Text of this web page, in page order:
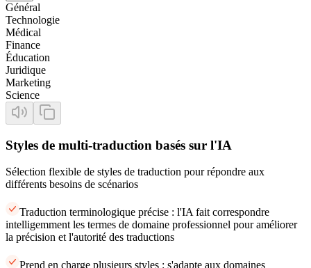
Général
Technologie
Médical
Finance
Éducation
Juridique
Marketing
Science
Styles de multi-traduction basés sur l'IA
Sélection flexible de styles de traduction pour répondre aux
différents besoins de scénarios
Traduction terminologique précise : l'IA fait correspondre
intelligemment les termes de domaine professionnel pour améliorer
la précision et l'autorité des traductions
Prend en charge plusieurs styles : s'adapte aux domaines